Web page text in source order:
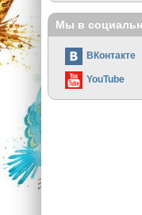
Мы в
ВКонтакте
YouTube